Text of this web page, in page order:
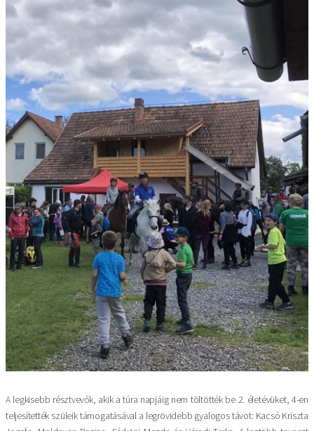
A legkisebb résztvevők, akik a túra napjáig nem töltötték be 2. életévüket, 4-en
teljesítették szüleik támogatásával a legrövidebb gyalogos távot: Kacsó Kriszta